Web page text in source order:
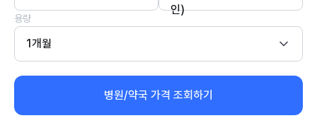
인)
용량
1개월
병원/약국 가격 조회하기